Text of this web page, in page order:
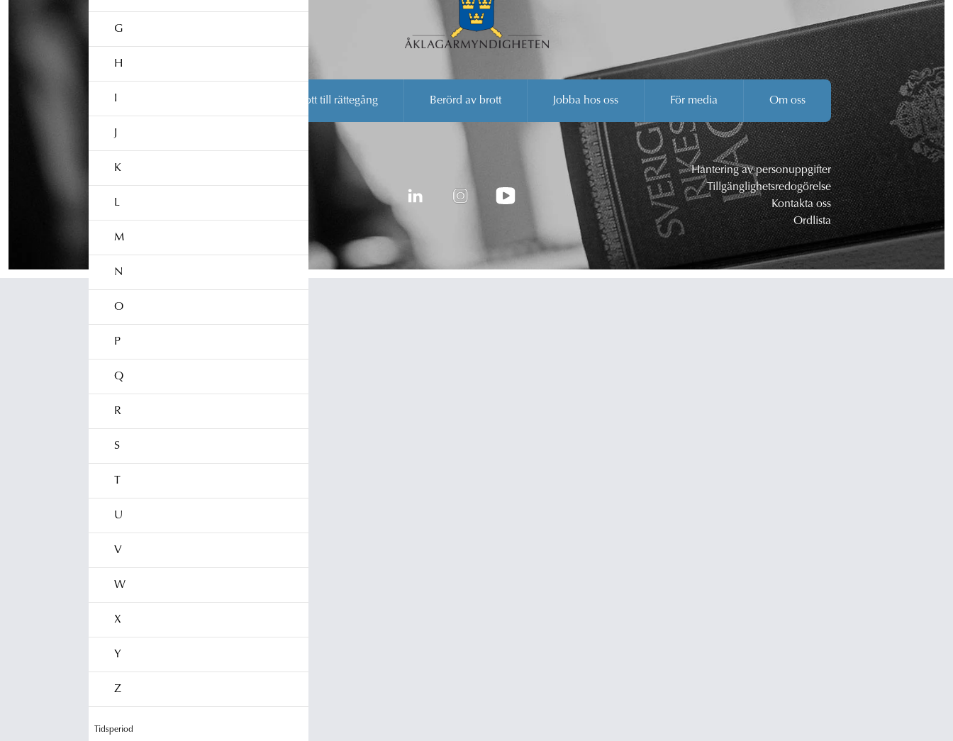
G
H
I
J
K
L
M
N
O
P
Q
R
S
T
U
V
W
X
Y
Z
Tidsperiod
Från brott till rättegång Berörd av brott Jobba hos oss För media Om oss
Box 5553
Växel:010-562 50 00
Hantering av personuppgifter
Tillgänglighetsredogörelse
Kontakta oss
Ordlista